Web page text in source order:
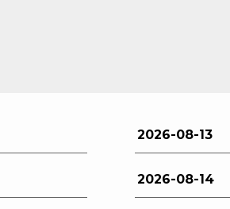
2026-08-13
2026-08-14